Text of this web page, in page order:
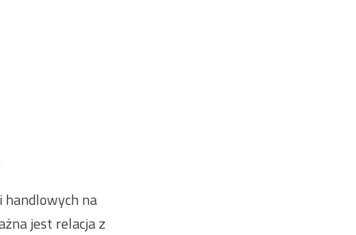
na
jest relacja z